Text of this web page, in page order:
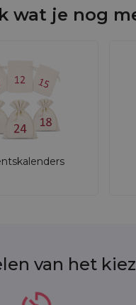
wat je nog
van het